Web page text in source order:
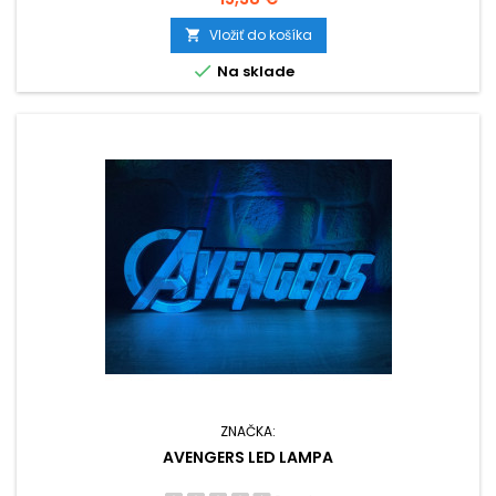
 Vložiť do košíka
 Na sklade
ZNAČKA:
AVENGERS LED LAMPA